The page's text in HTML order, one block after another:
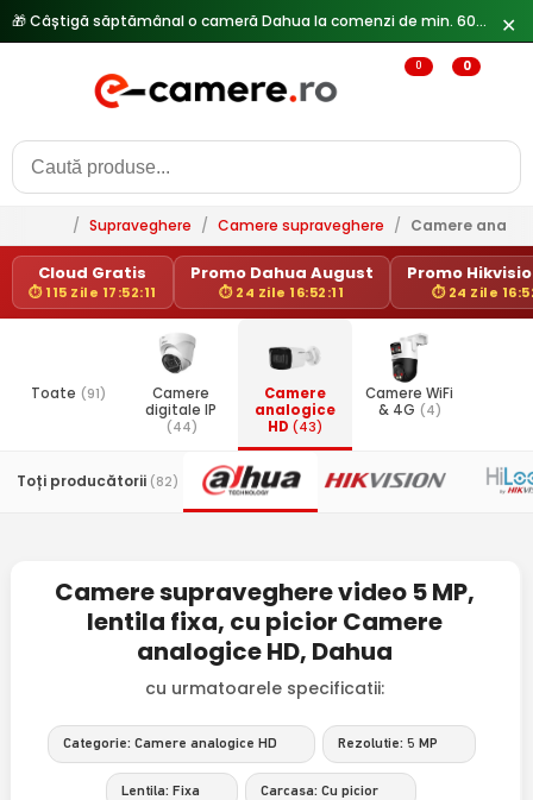
✕
0 0
/ Supraveghere / Camere supraveghere / Camere
Cloud Gratis
⏱ 115 Zile 17:52:11
Promo Dahua August
⏱ 24 Zile 16:52:11
Promo
⏱ 24 Zile
Toate (91)
Camere
digitale IP
(44)
Camere
analogice
HD (43)
Camere WiFi
& 4G (4)
Toți producătorii (82)
Camere supraveghere video 5 MP,
lentila fixa, cu picior Camere
analogice HD, Dahua
cu urmatoarele specificatii:
Categorie: Camere analogice HD Rezolutie: 5 MP
Lentila: Fixa Carcasa: Cu picior